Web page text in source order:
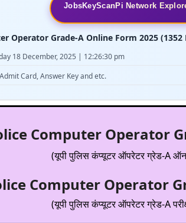
JobsKeyScanPi Network
Operator Grade-A Online Form 2025 (1352
18 December, 2025 | 12:26:30 pm
Card, Answer Key and etc.
Computer Operator
(यूपी पुलिस कंप्यूटर ऑपरेटर ग्रेड-A
Computer Operator
(यूपी पुलिस कंप्यूटर ऑपरेटर ग्रेड-A